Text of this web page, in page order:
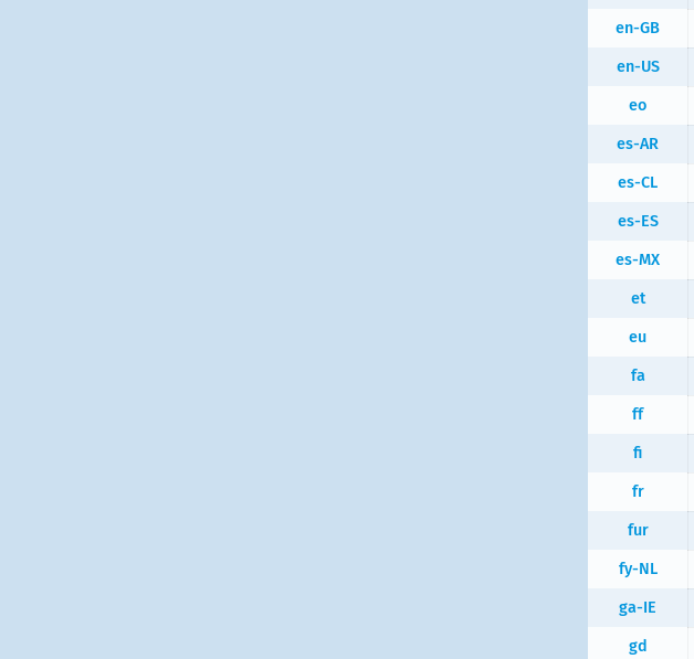
en-GB
en-US
eo
es-AR
es-CL
es-ES
es-MX
et
eu
fa
ff
fi
fr
fur
fy-NL
ga-IE
gd